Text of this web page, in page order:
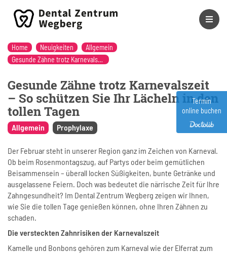
Home Neuigkeiten
Allgemein
Gesunde Zähne trotz Karnevalszeit – So schützen Sie Ihr Lächeln in den tollen Tagen
Gesunde Zähne trotz Karnevalszeit
– So schützen Sie Ihr Lächeln in den
tollen Tagen
Allgemein Prophylaxe
Der Februar steht in unserer Region ganz im Zeichen von Karneval.
Ob beim Rosenmontagszug, auf Partys oder beim gemütlichen
Beisammensein – überall locken Süßigkeiten, bunte Getränke und
ausgelassene Feiern. Doch was bedeutet die närrische Zeit für Ihre
Zahngesundheit? Im Dental Zentrum Wegberg zeigen wir Ihnen,
wie Sie die tollen Tage genießen können, ohne Ihren Zähnen zu
schaden.
Die versteckten Zahnrisiken der Karnevalszeit
Kamelle und Bonbons gehören zum Karneval wie der Elferrat zum
Termin
online buchen